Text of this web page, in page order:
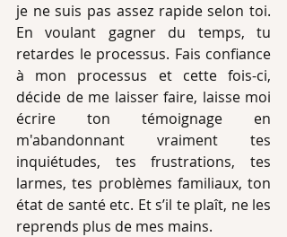
je ne suis pas assez rapide selon toi.
En voulant gagner du temps, tu
retardes le processus. Fais confiance
à mon processus et cette fois-ci,
décide de me laisser faire, laisse moi
écrire ton témoignage en
m'abandonnant vraiment tes
inquiétudes, tes frustrations, tes
larmes, tes problèmes familiaux, ton
état de santé etc. Et s’il te plaît, ne les
reprends plus de mes mains.